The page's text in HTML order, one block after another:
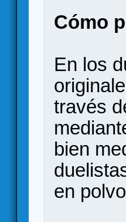
Cómo
En los
través
bien
en